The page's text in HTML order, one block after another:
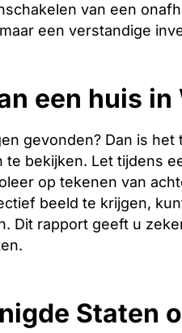
van een
een verstandige
een huis in
gevonden? Dan is het
bekijken. Let tijdens
op tekenen van
beeld te krijgen,
Dit rapport geeft u
Staten